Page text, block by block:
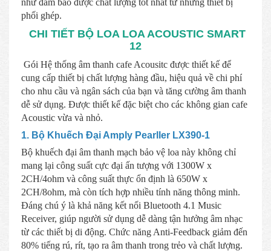
như đảm bảo được chất lượng tốt nhất từ những thiết bị
phối ghép.
CHI TIẾT BỘ LOA LOA ACOUSTIC SMART
12
Gói Hệ thống âm thanh cafe Acousitc được thiết kế để
cung cấp thiết bị chất lượng hàng đầu, hiệu quả về chi phí
cho nhu cầu và ngân sách của bạn và tăng cường âm thanh
dễ sử dụng. Được thiết kế đặc biệt cho các không gian cafe
Acoustic vừa và nhỏ.
1. Bộ Khuếch Đại Amply Pearller LX390-1
Bộ khuếch đại âm thanh mạch bảo vệ loa này không chỉ
mang lại công suất cực đại ấn tượng với 1300W x
2CH/4ohm và công suất thực ổn định là 650W x
2CH/8ohm, mà còn tích hợp nhiều tính năng thông minh.
Đáng chú ý là khả năng kết nối Bluetooth 4.1 Music
Receiver, giúp người sử dụng dễ dàng tận hưởng âm nhạc
từ các thiết bị di động. Chức năng Anti-Feedback giảm đến
80% tiếng rú, rít, tạo ra âm thanh trong trẻo và chất lượng.